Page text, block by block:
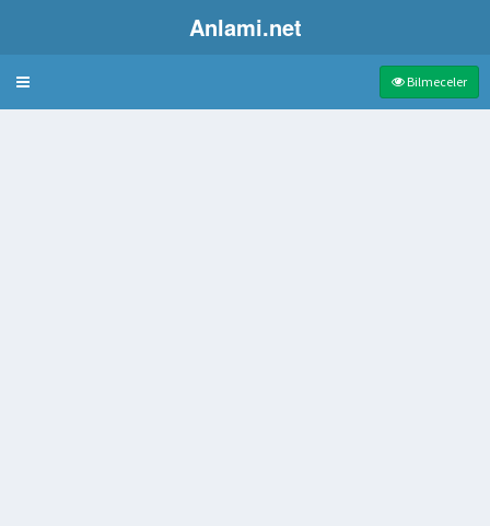
Anlami.net
Bulmaca Bilmeceler